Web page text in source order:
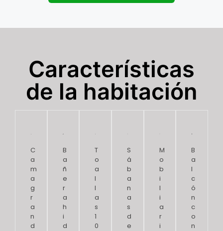
Características
de la habitación
C
a
m
a
g
r
a
n
d
B
a
ñ
e
r
a
h
i
d
T
o
a
l
l
a
s
1
0
S
á
b
a
n
a
s
d
e
M
o
b
i
l
i
a
r
i
B
a
l
c
ó
n
c
o
n